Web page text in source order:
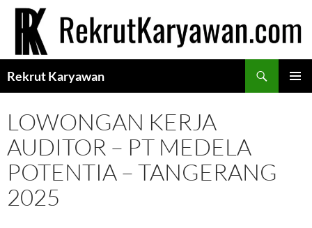
Langsung
Rekrut Karyawan
LOWONGAN KERJA
AUDITOR – PT MEDELA
POTENTIA – TANGERANG
2025